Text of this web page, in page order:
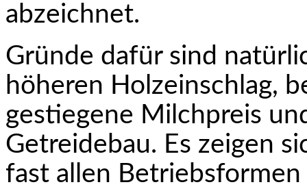
abzeichnet.
Gründe dafür sind
höheren Holzeinschlag,
gestiegene Milchpreis
Getreidebau. Es zeigen
fast allen